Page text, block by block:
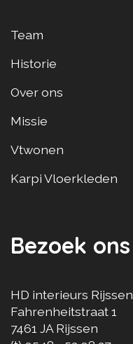
Team
Historie
Over ons
Missie
Vtwonen
Karpi Vloerkleden
Bezoek ons
HD interieurs Rijssen
Fahrenheitstraat 1
7461 JA Rijssen